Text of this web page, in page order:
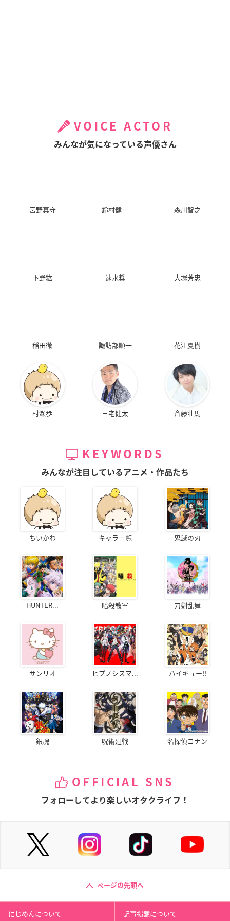
VOICE ACTOR
みんなが気になっている声優さん
宮野真守 鈴村健一 森川智之
下野紘 速水奨 大塚芳忠
稲田徹 諏訪部順一 花江夏樹
村瀬歩 三宅健太 斉藤壮馬
KEYWORDS
みんなが注目しているアニメ・作品たち
ちいかわ キャラ一覧 鬼滅の刃
HUNTER... 暗殺教室 刀剣乱舞
サンリオ ヒプノシスマ... ハイキュー!!
銀魂 呪術廻戦 名探偵コナン
OFFICIAL SNS
フォローしてより楽しいオタクライフ！
ページの先頭へ
にじめんについて 記事掲載について